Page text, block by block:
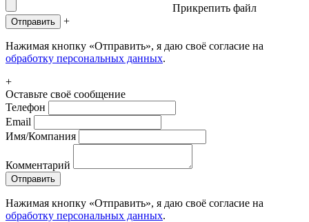
Прикрепить файл
Отправить +
Нажимая кнопку «Отправить», я даю своё согласие на
обработку персональных данных.
+
Оставьте своё сообщение
Телефон
Email
Имя/Компания
Комментарий
Отправить
Нажимая кнопку «Отправить», я даю своё согласие на
обработку персональных данных.